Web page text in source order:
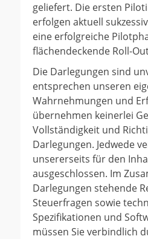
geliefert. Die ersten
erfolgen aktuell
eine erfolgreiche
flächendeckende Roll-
Die Darlegungen sind
entsprechen unseren
Wahrnehmungen und
übernehmen keinerlei
Vollständigkeit und
Darlegungen. Jedwede
unsererseits für den
ausgeschlossen. Im
Darlegungen stehende
Steuerfragen sowie
Spezifikationen und
müssen Sie verbindlich